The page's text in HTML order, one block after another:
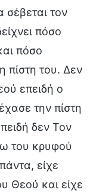
σέβεται τον
πόσο
πόσο
πίστη του. Δεν
επειδή ο
την πίστη
δεν Τον
του κρυφού
είχε
Θεού και είχε